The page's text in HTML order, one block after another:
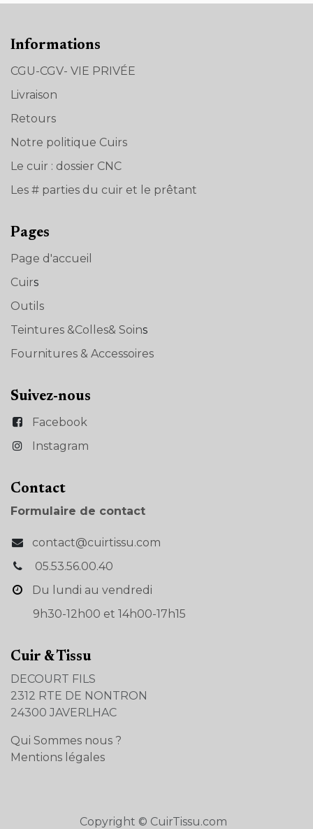
Informations
CGU-CGV- VIE PRIVÉE
Livraison
Retours
Notre politique Cuirs
Le cuir : dossier CNC
Les # parties du cuir et le prêtant
Pages
Page d'accueil
Cuirs
Outils
Teintures &Colles& Soins
Fournitures & Accessoires
Suivez-nous
Facebook
Instagram
Con​tact
Formulaire de contact
contact@cuirtissu.com
05.53.56.00.40
Du lundi au vendredi
9h30-12h00 et 14h00-17h15
Cuir & Tissu
DECOURT FILS
2312 RTE DE NONTRON
24300 JAVERLHAC
Qui Sommes nous ?
Mentions légales
Copyright © CuirTissu.com